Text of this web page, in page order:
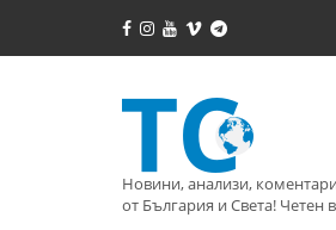
Новини, анализи,
от България и Света! Четен